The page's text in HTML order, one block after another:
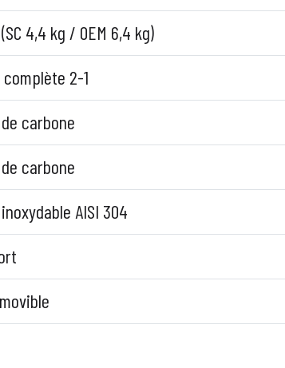
4,4 kg / OEM 6,4 kg)
2-1
carbone
carbone
AISI 304